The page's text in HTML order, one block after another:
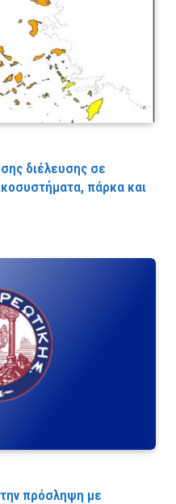
διέλευσης σε
πάρκα και
πρόσληψη με